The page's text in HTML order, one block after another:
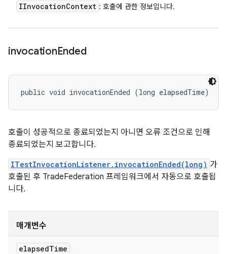
IInvocationContext : 호출에 관한 정보입니다.
invocationEnded
public void invocationEnded (long elapsedTime)
호출이 성공적으로 종료되었는지 아니면 오류 조건으로 인해
종료되었는지 보고합니다.
ITestInvocationListener.invocationEnded(long) 가
호출된 후 TradeFederation 프레임워크에서 자동으로 호출됩
니다.
매개변수
elapsedTime